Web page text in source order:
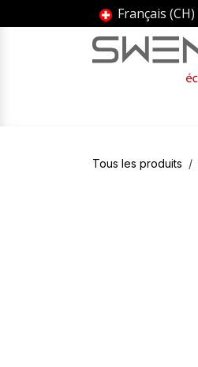
Se rendre au contenu
Français (CH)
Tous les produits